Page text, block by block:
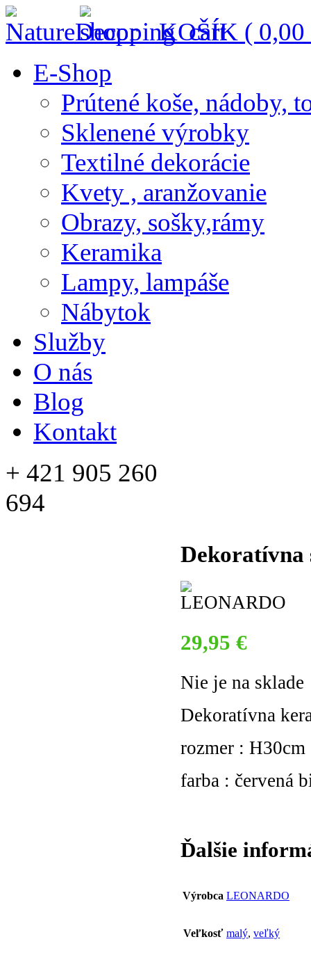
KOŠÍK ( 0,00
E-Shop
Prútené koše, nádoby,
Sklenené výrobky
Textilné dekorácie
Kvety , aranžovanie
Obrazy, sošky,rámy
Keramika
Lampy, lampáše
Nábytok
Služby
O nás
Blog
Kontakt
Dekoratívna
29,95 €
Nie je na sklade
Dekoratívna
rozmer : H30cm
farba : červená
Ďalšie
Výrobca LEONARDO
Veľkosť malý, veľký
+ 421 905 260
694